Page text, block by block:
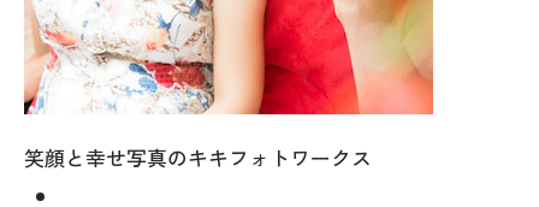
笑顔と幸せ写真のキキフォトワークス